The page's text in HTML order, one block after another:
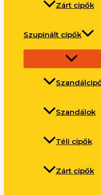
Zárt cipők
Szupinált cipők
Szandálok
Téli cipők
Zárt cipők